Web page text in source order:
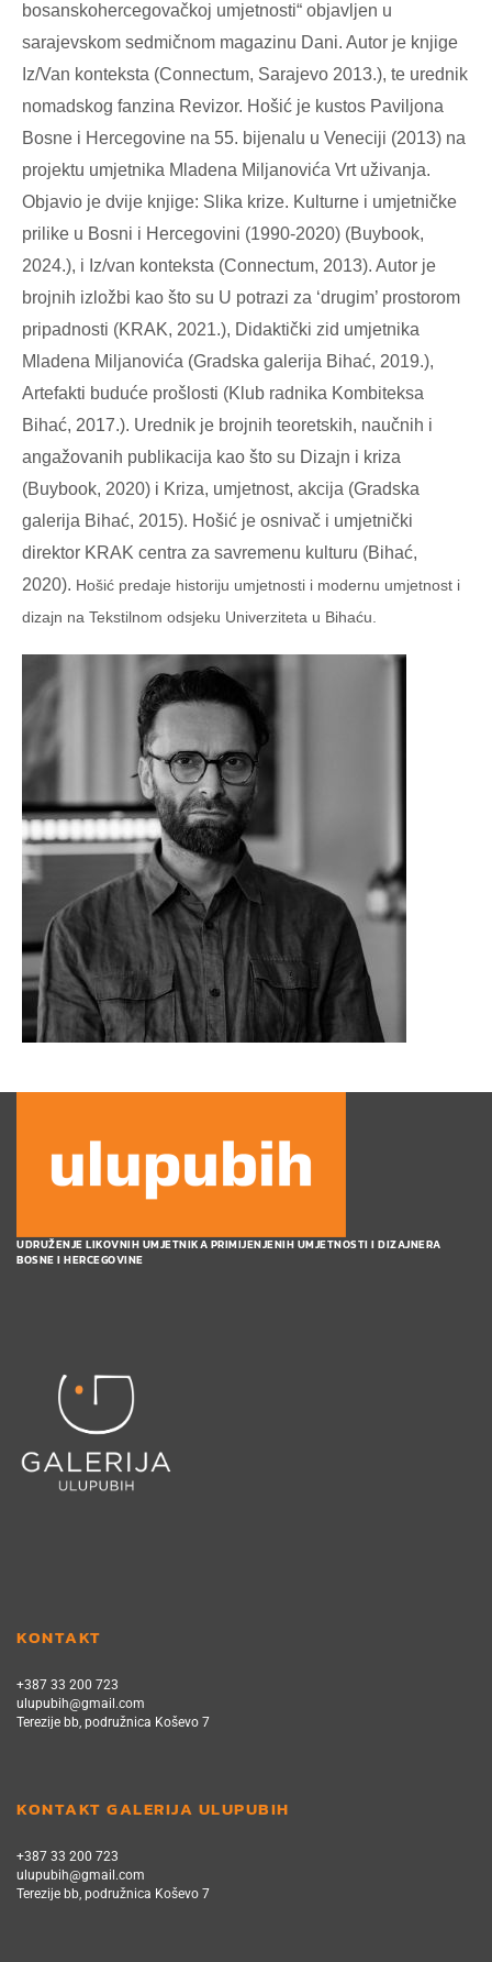
bosanskohercegovačkoj umjetnosti“ objavljen u
sarajevskom sedmičnom magazinu Dani. Autor je knjige
Iz/Van konteksta (Connectum, Sarajevo 2013.), te urednik
nomadskog fanzina Revizor. Hošić je kustos Paviljona
Bosne i Hercegovine na 55. bijenalu u Veneciji (2013) na
projektu umjetnika Mladena Miljanovića Vrt uživanja.
Objavio je dvije knjige: Slika krize. Kulturne i umjetničke
prilike u Bosni i Hercegovini (1990-2020) (Buybook,
2024.), i Iz/van konteksta (Connectum, 2013). Autor je
brojnih izložbi kao što su U potrazi za ‘drugim’ prostorom
pripadnosti (KRAK, 2021.), Didaktički zid umjetnika
Mladena Miljanovića (Gradska galerija Bihać, 2019.),
Artefakti buduće prošlosti (Klub radnika Kombiteksa
Bihać, 2017.). Urednik je brojnih teoretskih, naučnih i
angažovanih publikacija kao što su Dizajn i kriza
(Buybook, 2020) i Kriza, umjetnost, akcija (Gradska
galerija Bihać, 2015). Hošić je osnivač i umjetnički
direktor KRAK centra za savremenu kulturu (Bihać,
2020). Hošić predaje historiju umjetnosti i modernu umjetnost i
dizajn na Tekstilnom odsjeku Univerziteta u Bihaću.
UDRUŽENJE LIKOVNIH UMJETNIKA PRIMIJENJENIH UMJETNOSTI I DIZAJNERA
BOSNE I HERCEGOVINE
KONTAKT
+387 33 200 723
ulupubih@gmail.com
Terezije bb, podružnica Koševo 7
KONTAKT GALERIJA ULUPUBIH
+387 33 200 723
ulupubih@gmail.com
Terezije bb, podružnica Koševo 7